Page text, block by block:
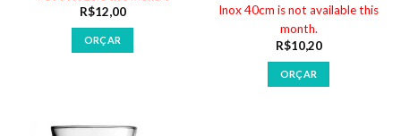
R$12,00
ORÇAR
Inox 40cm is not available this
month.
R$10,20
ORÇAR